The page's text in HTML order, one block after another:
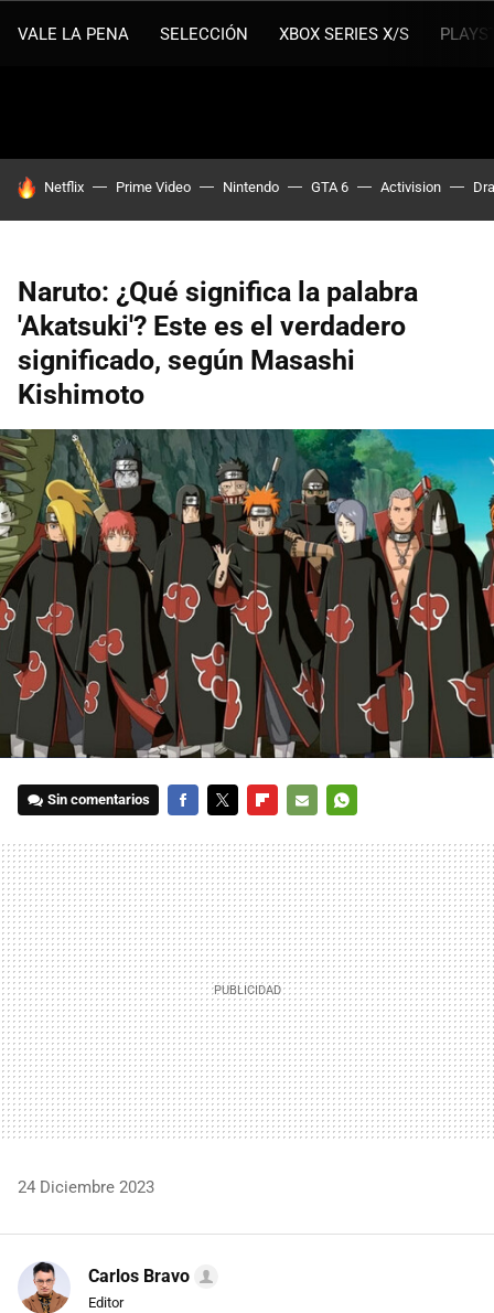
VALE LA PENA SELECCIÓN XBOX SERIES X/S
HOY SE HABLA DE
Netflix Prime Video Nintendo GTA 6 Activision
Naruto: ¿Qué significa la palabra
'Akatsuki'? Este es el verdadero
significado, según Masashi
Kishimoto
Sin comentarios
MAIL
24 Diciembre 2023
Carlos Bravo
Editor